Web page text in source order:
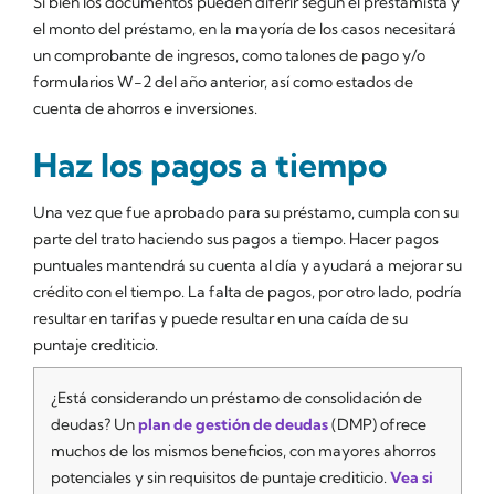
el monto del préstamo, en la mayoría de los casos necesitará
un comprobante de ingresos, como talones de pago y/o
formularios W-2 del año anterior, así como estados de
cuenta de ahorros e inversiones.
Haz los pagos a tiempo
Una vez que fue aprobado para su préstamo, cumpla con su
parte del trato haciendo sus pagos a tiempo. Hacer pagos
puntuales mantendrá su cuenta al día y ayudará a mejorar su
crédito con el tiempo. La falta de pagos, por otro lado, podría
resultar en tarifas y puede resultar en una caída de su
puntaje crediticio.
¿Está considerando un préstamo de consolidación de
deudas? Unplan de gestión de deudas(DMP) ofrece
muchos de los mismos beneficios, con mayores ahorros
potenciales y sin requisitos de puntaje crediticio.Vea si